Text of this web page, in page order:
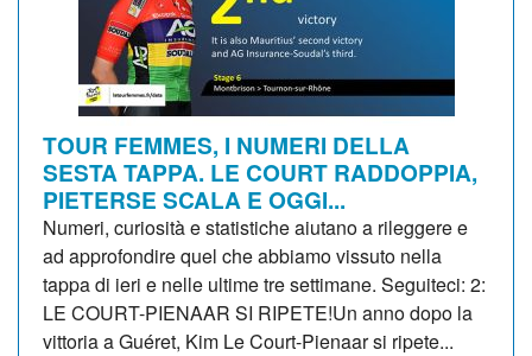
TOUR FEMMES, I NUMERI DELLA
SESTA TAPPA. LE COURT RADDOPPIA,
PIETERSE SCALA E OGGI...
Numeri, curiosità e statistiche aiutano a rileggere e
ad approfondire quel che abbiamo vissuto nella
tappa di ieri e nelle ultime tre settimane. Seguiteci: 2:
LE COURT-PIENAAR SI RIPETE!Un anno dopo la
vittoria a Guéret, Kim Le Court-Pienaar si ripete...